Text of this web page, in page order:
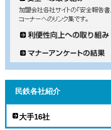
民鉄各社紹介
大手16社